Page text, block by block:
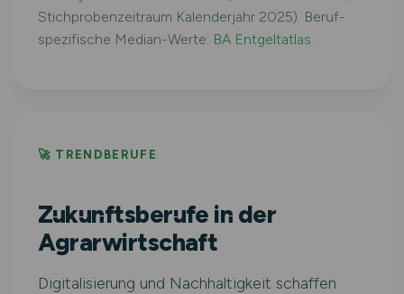
Stichprobenzeitraum Kalenderjahr 2025). Beruf-
spezifische Median-Werte: BA Entgeltatlas.
🚀 TRENDBERUFE
Zukunftsberufe in der
Agrarwirtschaft
Digitalisierung und Nachhaltigkeit schaffen